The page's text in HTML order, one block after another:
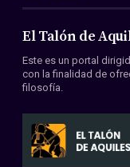
Acerca de nosotros
Miembros
Convenios
El Talón de
Este es un portal
con la finalidad de
filosofía.